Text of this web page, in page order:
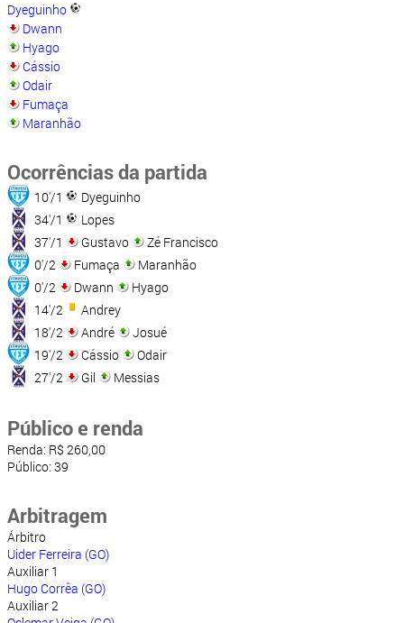
Dyeguinho
Dwann
Hyago
Cássio
Odair
Fumaça
Maranhão
Ocorrências da partida
10'/1
Dyeguinho
34'/1
Lopes
37'/1
Gustavo
Zé Francisco
0'/2
Fumaça
Maranhão
0'/2
Dwann
Hyago
14'/2
Andrey
18'/2
André
Josué
19'/2
Cássio
Odair
27'/2
Gil Messias
Público e renda
Renda: R$ 260,00
Público: 39
Arbitragem
Árbitro
Uider Ferreira (GO)
Auxiliar 1
Hugo Corrêa (GO)
Auxiliar 2